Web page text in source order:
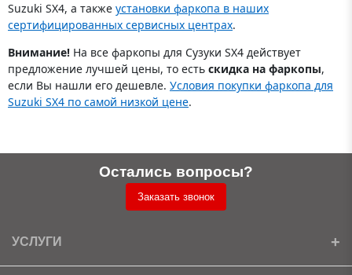
Suzuki SX4, а также установки фаркопа в наших
сертифицированных сервисных центрах.
Внимание! На все фаркопы для Сузуки SX4 действует
предложение лучшей цены, то есть скидка на фаркопы,
если Вы нашли его дешевле. Условия покупки фаркопа для
Suzuki SX4 по самой низкой цене.
Остались вопросы?
Заказать звонок
УСЛУГИ